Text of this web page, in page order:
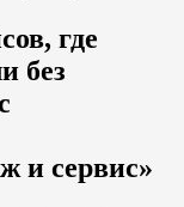
где
без
и сервис»